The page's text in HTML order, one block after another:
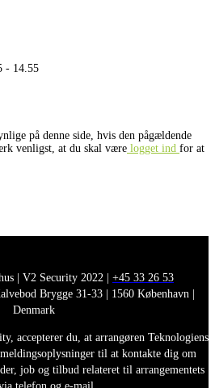
- 14.55
på denne side, hvis den pågældende
venligst, at du skal være logget ind for at
| V2 Security 2022 | +45 33 26 53
Brygge 31-33 | 1560 København |
Denmark
accepterer du, at arrangøren Teknologiens
til at kontakte dig om
job og tilbud relateret til arrangementets